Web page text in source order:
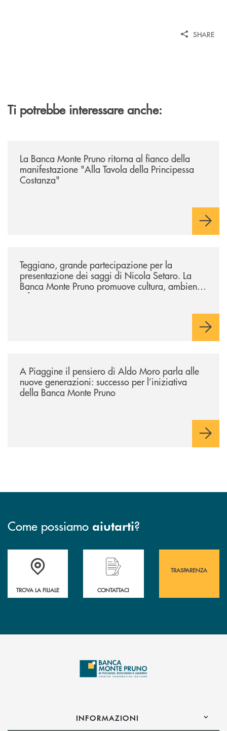
SHARE
Ti potrebbe interessare anche:
La Banca Monte Pruno ritorna al fianco della
manifestazione "Alla Tavola della Principessa
Costanza"
Teggiano, grande partecipazione per la
presentazione dei saggi di Nicola Setaro. La
Banca Monte Pruno promuove cultura, ambiente
e futuro
A Piaggine il pensiero di Aldo Moro parla alle
nuove generazioni: successo per l’iniziativa
della Banca Monte Pruno
Come possiamo aiutarti?
Accedi all' elenco completo&nbsp; delle&nbsp; filiali&nbsp; di Banca
TROVA LA FILIALE
Hai bisogno di assistenza immediata?
CONTATTACI
TRASPARENZA
INFORMAZIONI